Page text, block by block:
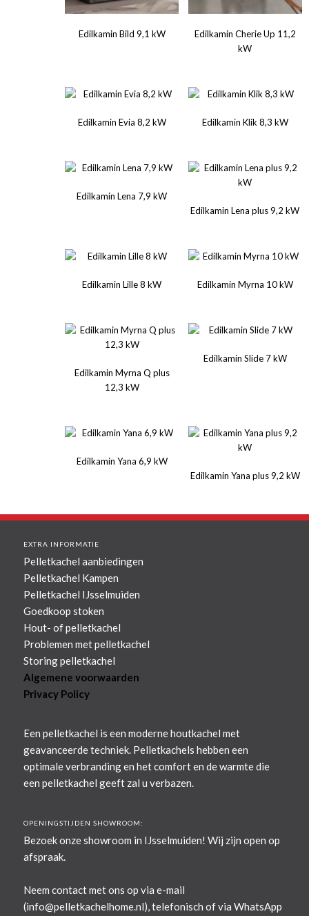
Edilkamin Bild 9,1 kW
Edilkamin Cherie Up 11,2
kW
Edilkamin Evia 8,2 kW Edilkamin Klik 8,3 kW
Edilkamin Lena 7,9 kW
Edilkamin Lena plus 9,2 kW
Edilkamin Lille 8 kW Edilkamin Myrna 10 kW
Edilkamin Myrna Q plus
12,3 kW
Edilkamin Slide 7 kW
Edilkamin Yana 6,9 kW
Edilkamin Yana plus 9,2 kW
EXTRA INFORMATIE
Pelletkachel aanbiedingen
Pelletkachel Kampen
Pelletkachel IJsselmuiden
Goedkoop stoken
Hout- of pelletkachel
Problemen met pelletkachel
Storing pelletkachel
Algemene voorwaarden
Privacy Policy
Een pelletkachel is een moderne houtkachel met
geavanceerde techniek. Pelletkachels hebben een
optimale verbranding en het comfort en de warmte die
een pelletkachel geeft zal u verbazen.
OPENINGSTIJDEN SHOWROOM:
Bezoek onze showroom in IJsselmuiden! Wij zijn open op
afspraak.
Neem contact met ons op via e-mail
(info@pelletkachelhome.nl), telefonisch of via WhatsApp